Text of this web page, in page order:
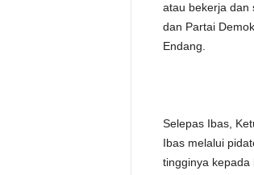
atau bekerja dan
dan Partai
Endang.
Selepas Ibas,
Ibas melalui
tingginya kepada